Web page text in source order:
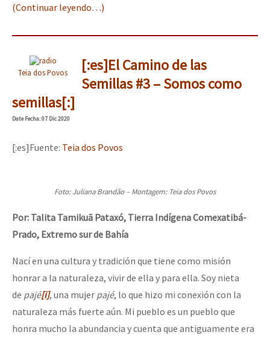
(Continuar leyendo…)
Teia dos Povos
[:es]El Camino de las
Semillas #3 – Somos como
semillas[:]
DateFecha: 07 Dic 2020
[:es]Fuente: Teia dos Povos
Foto: Juliana Brandão – Montagem: Teia dos Povos
Por: Talita Tamikuã Pataxó, Tierra Indígena Comexatibá-
Prado, Extremo sur de Bahía
Nací en una cultura y tradición que tiene como misión
honrar a la naturaleza, vivir de ella y para ella. Soy nieta
de pajé[i], una mujer pajé, lo que hizo mi conexión con la
naturaleza más fuerte aún. Mi pueblo es un pueblo que
honra mucho la abundancia y cuenta que antiguamente era